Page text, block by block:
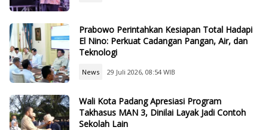
Prabowo Perintahkan Kesiapan Total Hadapi
El Nino: Perkuat Cadangan Pangan, Air, dan
Teknologi
News 29 Juli 2026, 08:54 WIB
Wali Kota Padang Apresiasi Program
Takhasus MAN 3, Dinilai Layak Jadi Contoh
Sekolah Lain